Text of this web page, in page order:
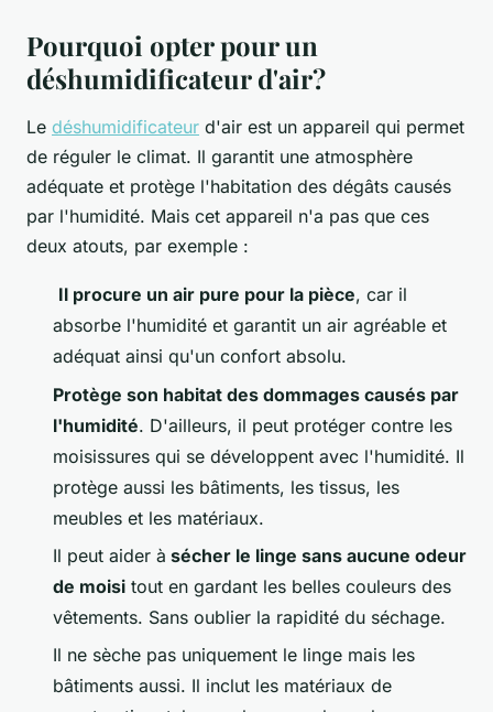
Pourquoi opter pour un
déshumidificateur d'air?
Le déshumidificateur d'air est un appareil qui permet
de réguler le climat. Il garantit une atmosphère
adéquate et protège l'habitation des dégâts causés
par l'humidité. Mais cet appareil n'a pas que ces
deux atouts, par exemple :
Il procure un air pure pour la pièce, car il
absorbe l'humidité et garantit un air agréable et
adéquat ainsi qu'un confort absolu.
Protège son habitat des dommages causés par
l'humidité. D'ailleurs, il peut protéger contre les
moisissures qui se développent avec l'humidité. Il
protège aussi les bâtiments, les tissus, les
meubles et les matériaux.
Il peut aider à sécher le linge sans aucune odeur
de moisi tout en gardant les belles couleurs des
vêtements. Sans oublier la rapidité du séchage.
Il ne sèche pas uniquement le linge mais les
bâtiments aussi. Il inclut les matériaux de